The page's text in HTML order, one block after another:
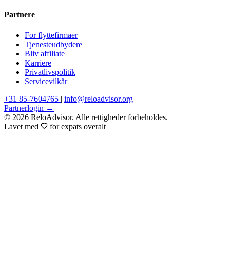
Partnere
For flyttefirmaer
Tjenesteudbydere
Bliv affiliate
Karriere
Privatlivspolitik
Servicevilkår
+31 85-7604765 | info@reloadvisor.org
Partnerlogin →
© 2026 ReloAdvisor. Alle rettigheder forbeholdes.
Lavet med
for expats overalt